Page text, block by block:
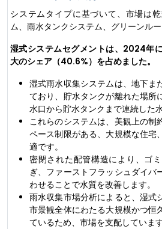
システムタイプに基づいて、市場は
ム、雨水タンクシステム、グリーンルー
湿式システムセグメントは、2024年
大のシェア（40.6%）を占めました。
湿式雨水収集システムは、地下ま
ており、貯水タンクが離れた場所
水口から貯水タンクまで連続した
これらのシステムは、美観上の制
ペース制限がある、大規模な住宅
適です。
密閉された配管構造により、ゴ
ぎ、ファーストフラッシュダイバ
わせることで水質を改善します。
雨水収集市場分析によると、湿式
市景観全体にわたる大規模かつ恒
ているため、市場を支配しています